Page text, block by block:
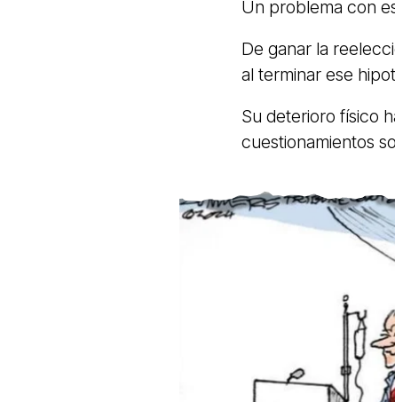
Un problema con
De ganar la
al terminar ese
Su deterioro físico
cuestionamientos